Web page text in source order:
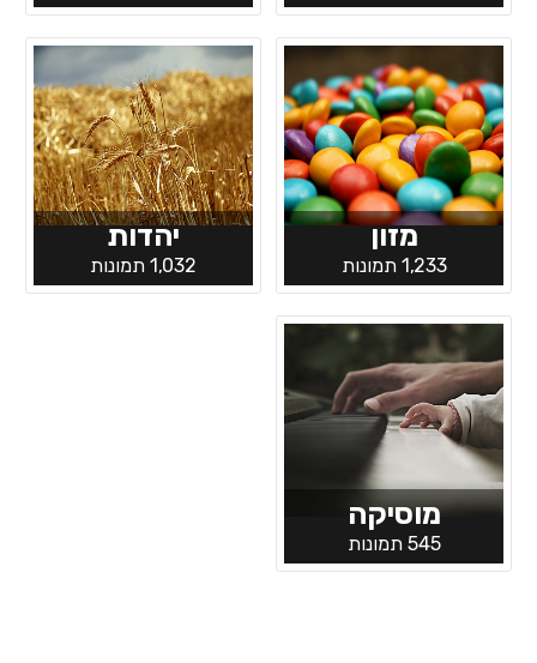
מזון
1,233 תמונות
יהדות
1,032 תמונות
מוסיקה
545 תמונות